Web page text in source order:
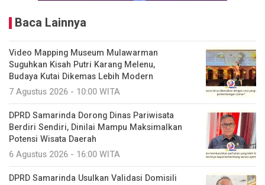
Baca Lainnya
Video Mapping Museum Mulawarman
Suguhkan Kisah Putri Karang Melenu,
Budaya Kutai Dikemas Lebih Modern
7 Agustus 2026 - 10:00 WITA
DPRD Samarinda Dorong Dinas Pariwisata
Berdiri Sendiri, Dinilai Mampu Maksimalkan
Potensi Wisata Daerah
6 Agustus 2026 - 16:00 WITA
DPRD Samarinda Usulkan Validasi Domisili